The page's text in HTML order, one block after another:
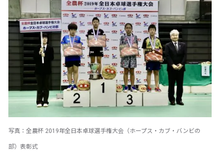
写真：全農杯 2019年全日本卓球選手権大会（ホープス・カブ・バンビの
部）表彰式